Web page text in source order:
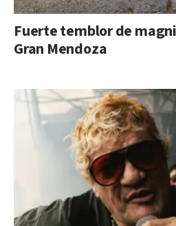
Fuerte temblor de
Gran Mendoza